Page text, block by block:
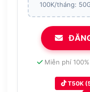
100K/tháng:
Miễn phí
T50K